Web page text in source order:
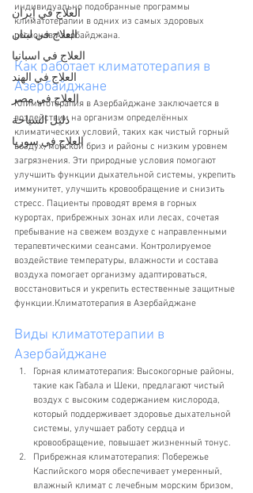
العلاج في إيران
العلاج في لبنان
العلاج في اسبانيا
العلاج في الهند
العلاج في مصر
دليل السياحة
العلاج في سوريا
индивидуально подобранные программы
климатотерапии в одних из самых здоровых
регионов Азербайджана.
Как работает климатотерапия в
Азербайджане
Климатотерапия в Азербайджане заключается в
воздействии на организм определённых
климатических условий, таких как чистый горный
воздух, морской бриз и районы с низким уровнем
загрязнения. Эти природные условия помогают
улучшить функции дыхательной системы, укрепить
иммунитет, улучшить кровообращение и снизить
стресс. Пациенты проводят время в горных
курортах, прибрежных зонах или лесах, сочетая
пребывание на свежем воздухе с направленными
терапевтическими сеансами. Контролируемое
воздействие температуры, влажности и состава
воздуха помогает организму адаптироваться,
восстановиться и укрепить естественные защитные
функции.Климатотерапия в Азербайджане
Виды климатотерапии в
Азербайджане
Горная климатотерапия: Высокогорные районы,
такие как Габала и Шеки, предлагают чистый
воздух с высоким содержанием кислорода,
который поддерживает здоровье дыхательной
системы, улучшает работу сердца и
кровообращение, повышает жизненный тонус.
Прибрежная климатотерапия: Побережье
Каспийского моря обеспечивает умеренный,
влажный климат с лечебным морским бризом,